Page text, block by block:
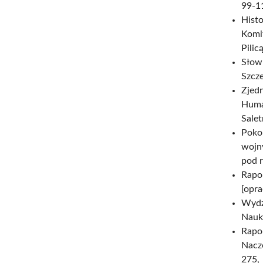
99-
pod
275,